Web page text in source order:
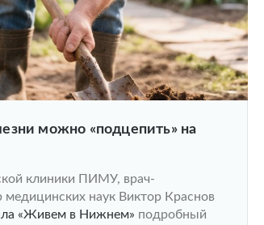
можно «подцепить» на
клиники ПИМУ, врач-
медицинских наук Виктор Краснов
«Живем в Нижнем» подробный